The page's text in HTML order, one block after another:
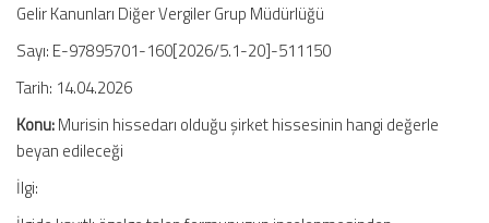
Gelir Kanunları Diğer Vergiler Grup Müdürlüğü
Sayı: E-97895701-160[2026/5.1-20]-511150
Tarih: 14.04.2026
Konu:Murisin hissedarı olduğu şirket hissesinin hangi değerle
beyan edileceği
İlgi: